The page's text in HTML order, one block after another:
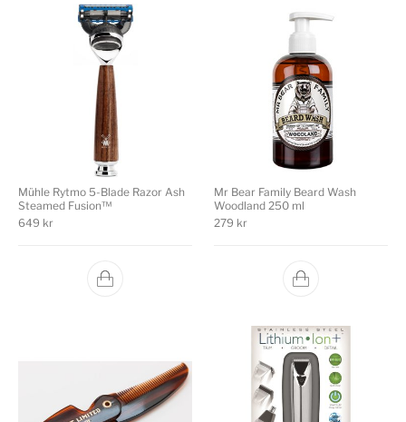
Mühle Rytmo 5-Blade Razor Ash
Steamed Fusion™
649 kr
Mr Bear Family Beard Wash
Woodland 250 ml
279 kr